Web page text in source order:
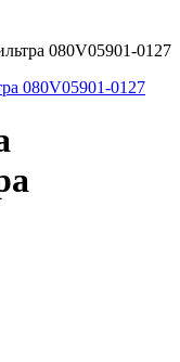
080V05901-0127